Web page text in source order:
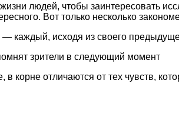
людей, чтобы заинтересовать
Вот только несколько
исходя из своего
зрители в следующий момент
корне отличаются от тех чувств,